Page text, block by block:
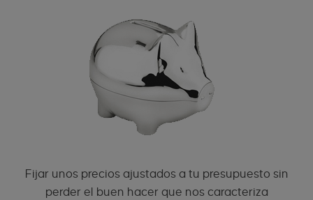
Fijar unos precios ajustados a tu presupuesto sin
perder el buen hacer que nos caracteriza